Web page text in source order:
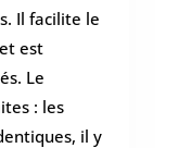
Il facilite le
est
Le
: les
il y